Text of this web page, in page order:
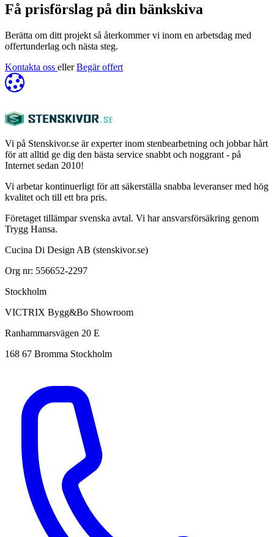
Få prisförslag på din bänkskiva
Berätta om ditt projekt så återkommer vi inom en arbetsdag med
offertunderlag och nästa steg.
Kontakta oss eller Begär offert
Vi på Stenskivor.se är experter inom stenbearbetning och jobbar hårt
för att alltid ge dig den bästa service snabbt och noggrant - på
Internet sedan 2010!
Vi arbetar kontinuerligt för att säkerställa snabba leveranser med hög
kvalitet och till ett bra pris.
Företaget tillämpar svenska avtal. Vi har ansvarsförsäkring genom
Trygg Hansa.
Cucina Di Design AB (stenskivor.se)
Org nr: 556652-2297
Stockholm
VICTRIX Bygg&Bo Showroom
Ranhammarsvägen 20 E
168 67 Bromma Stockholm